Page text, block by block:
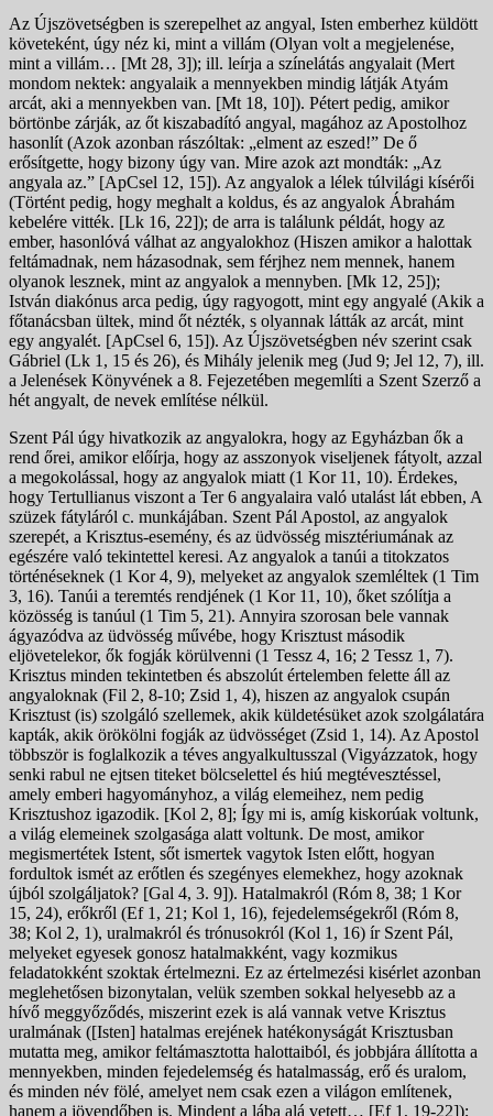
Az Újszövetségben is szerepelhet az angyal, Isten emberhez küldött
követeként, úgy néz ki, mint a villám (Olyan volt a megjelenése,
mint a villám… [Mt 28, 3]); ill. leírja a színelátás angyalait (Mert
mondom nektek: angyalaik a mennyekben mindig látják Atyám
arcát, aki a mennyekben van. [Mt 18, 10]). Pétert pedig, amikor
börtönbe zárják, az őt kiszabadító angyal, magához az Apostolhoz
hasonlít (Azok azonban rászóltak: „elment az eszed!” De ő
erősítgette, hogy bizony úgy van. Mire azok azt mondták: „Az
angyala az.” [ApCsel 12, 15]). Az angyalok a lélek túlvilági kísérői
(Történt pedig, hogy meghalt a koldus, és az angyalok Ábrahám
kebelére vitték. [Lk 16, 22]); de arra is találunk példát, hogy az
ember, hasonlóvá válhat az angyalokhoz (Hiszen amikor a halottak
feltámadnak, nem házasodnak, sem férjhez nem mennek, hanem
olyanok lesznek, mint az angyalok a mennyben. [Mk 12, 25]);
István diakónus arca pedig, úgy ragyogott, mint egy angyalé (Akik a
főtanácsban ültek, mind őt nézték, s olyannak látták az arcát, mint
egy angyalét. [ApCsel 6, 15]). Az Újszövetségben név szerint csak
Gábriel (Lk 1, 15 és 26), és Mihály jelenik meg (Jud 9; Jel 12, 7), ill.
a Jelenések Könyvének a 8. Fejezetében megemlíti a Szent Szerző a
hét angyalt, de nevek említése nélkül.
Szent Pál úgy hivatkozik az angyalokra, hogy az Egyházban ők a
rend őrei, amikor előírja, hogy az asszonyok viseljenek fátyolt, azzal
a megokolással, hogy az angyalok miatt (1 Kor 11, 10). Érdekes,
hogy Tertullianus viszont a Ter 6 angyalaira való utalást lát ebben, A
szüzek fátyláról c. munkájában. Szent Pál Apostol, az angyalok
szerepét, a Krisztus-esemény, és az üdvösség misztériumának az
egészére való tekintettel keresi. Az angyalok a tanúi a titokzatos
történéseknek (1 Kor 4, 9), melyeket az angyalok szemléltek (1 Tim
3, 16). Tanúi a teremtés rendjének (1 Kor 11, 10), őket szólítja a
közösség is tanúul (1 Tim 5, 21). Annyira szorosan bele vannak
ágyazódva az üdvösség művébe, hogy Krisztust második
eljövetelekor, ők fogják körülvenni (1 Tessz 4, 16; 2 Tessz 1, 7).
Krisztus minden tekintetben és abszolút értelemben felette áll az
angyaloknak (Fil 2, 8-10; Zsid 1, 4), hiszen az angyalok csupán
Krisztust (is) szolgáló szellemek, akik küldetésüket azok szolgálatára
kapták, akik örökölni fogják az üdvösséget (Zsid 1, 14). Az Apostol
többször is foglalkozik a téves angyalkultusszal (Vigyázzatok, hogy
senki rabul ne ejtsen titeket bölcselettel és hiú megtévesztéssel,
amely emberi hagyományhoz, a világ elemeihez, nem pedig
Krisztushoz igazodik. [Kol 2, 8]; Így mi is, amíg kiskorúak voltunk,
a világ elemeinek szolgasága alatt voltunk. De most, amikor
megismertétek Istent, sőt ismertek vagytok Isten előtt, hogyan
fordultok ismét az erőtlen és szegényes elemekhez, hogy azoknak
újból szolgáljatok? [Gal 4, 3. 9]). Hatalmakról (Róm 8, 38; 1 Kor
15, 24), erőkről (Ef 1, 21; Kol 1, 16), fejedelemségekről (Róm 8,
38; Kol 2, 1), uralmakról és trónusokról (Kol 1, 16) ír Szent Pál,
melyeket egyesek gonosz hatalmakként, vagy kozmikus
feladatokként szoktak értelmezni. Ez az értelmezési kisérlet azonban
meglehetősen bizonytalan, velük szemben sokkal helyesebb az a
hívő meggyőződés, miszerint ezek is alá vannak vetve Krisztus
uralmának ([Isten] hatalmas erejének hatékonyságát Krisztusban
mutatta meg, amikor feltámasztotta halottaiból, és jobbjára állította a
mennyekben, minden fejedelemség és hatalmasság, erő és uralom,
és minden név fölé, amelyet nem csak ezen a világon említenek,
hanem a jövendőben is. Mindent a lába alá vetett… [Ef 1, 19-22]);